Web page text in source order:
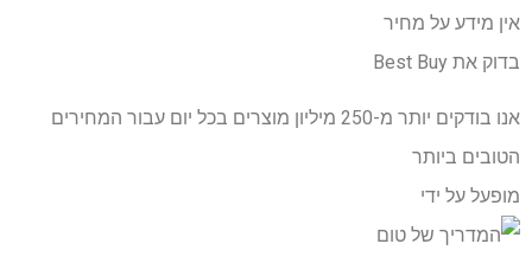
אין מידע על מחיר
בדוק את Best Buy
אנו בודקים יותר מ-250 מיליון מוצרים בכל יום עבור המחירים
הטובים ביותר
מופעל על ידי